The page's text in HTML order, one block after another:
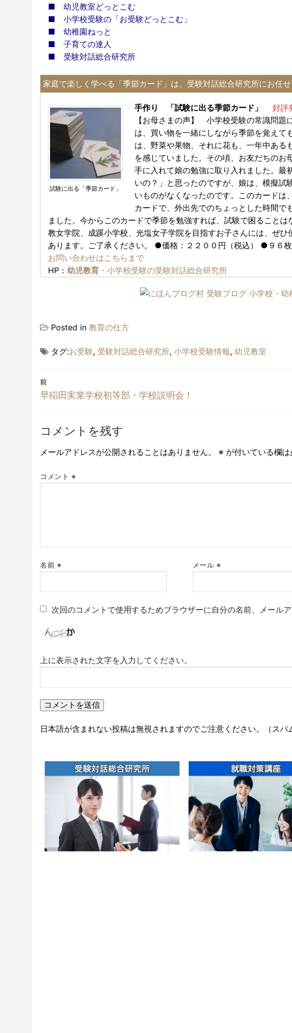
■ 幼児教室どっとこむ
■ 小学校受験の「お受験どっとこむ」
■ 幼稚園ねっと
■ 子育ての達人
■ 受験対話総合研究所
家庭で楽しく学べる「季節カード」は、受験対話総合研究所にお任せ
試験に出る「季節カード」
手作り 「試験に出る季節カード」 好評
【お母さまの声】 小学校受験の常識問題
は、買い物を一緒にしながら季節を覚えて
は、野菜や果物、それに花も、一年中ある
を感じていました。その頃、お友だちのお
手に入れて娘の勉強に取り入れました。最
いの？」と思ったのですが、娘は、模擬試
いものがなくなったのです。このカードは
カードで、外出先でのちょっとした時間で
ました。今からこのカードで季節を勉強すれば、試験で困ること
教女学院、成蹊小学校、光塩女子学院を目指すお子さんには、ぜ
あります。ご了承ください。 ●価格：２２００円（税込） ●９６枚
お問い合わせはこちらまで
HP： 幼児教育 ・小学校受験の受験対話総合研究所
Posted in 教育の仕方
タグ:お受験, 受験対話総合研究所, 小学校受験情報, 幼児教室
投
稿
ビ
ゲ
ー
前
前
稿:
早稲田実業学校初等部・学校説明会！
コメントを残す
メールアドレスが公開されることはありません。 ※ が付いている欄
コメント ※
名前 ※ メール ※
次回のコメントで使用するためブラウザーに自分の名前、メール
上に表示された文字を入力してください。
日本語が含まれない投稿は無視されますのでご注意ください。（スパ